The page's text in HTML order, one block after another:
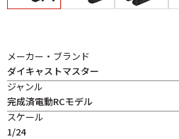
メーカー・ブランド
ダイキャストマスター
ジャンル
完成済電動RCモデル
スケール
1/24